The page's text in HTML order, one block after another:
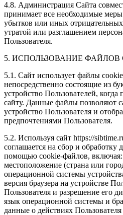
4.8. Администрация Сайта
принимает все необходимые
убытков или иных
утратой или разглашением
Пользователя.
5. ИСПОЛЬЗОВАНИЕ ФАЙЛОВ
5.1. Сайт использует файлы
непосредственно состоящие из
устройство Пользователей,
сайту. Данные файлы позволяют
устройство Пользователя и
предпочтениями Пользователя.
5.2. Используя сайт https://
соглашается на сбор и обработку
помощью cookie-файлов, включая:
местоположение (страна или
операционной системы
версия браузера на устройстве
Пользователя и разрешение его
язык операционной системы и
данные о действиях Пользователя